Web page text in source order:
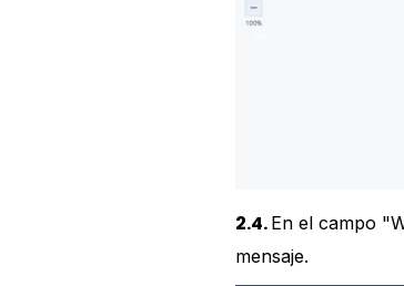
2.4. En el campo
mensaje.